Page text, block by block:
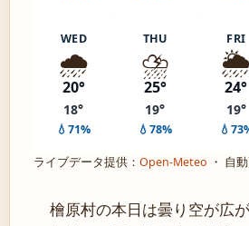
WED
🌧️
20°
18°
💧71%
THU
⛈️
25°
19°
💧78%
FRI
🌦️
24°
19°
ライブデータ提供： Open-Meteo ・ 自
檜原村の本日は曇り空が広が